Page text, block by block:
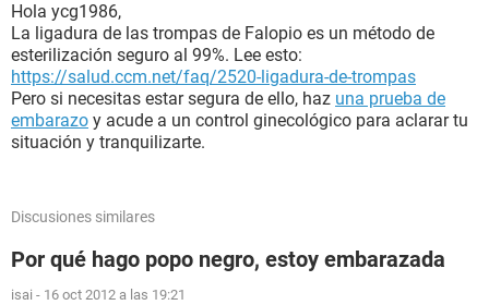
Hola ycg1986,
La ligadura de las trompas de Falopio es un método de
esterilización seguro al 99%. Lee esto:
https://salud.ccm.net/faq/2520-ligadura-de-trompas
Pero si necesitas estar segura de ello, haz una prueba de
embarazo y acude a un control ginecológico para aclarar tu
situación y tranquilizarte.
Discusiones similares
Por qué hago popo negro, estoy embarazada
isai - 16 oct 2012 a las 19:21